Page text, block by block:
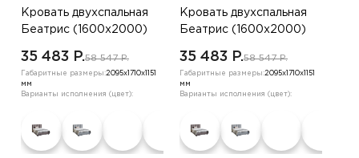
Кровать двухспальная
Беатрис (1600х2000)
коричневый
35 483 P.58 547 P.
Габаритные размеры:2095х1710х1151
мм
Варианты исполнения (цвет):
Кровать двухспальная
Беатрис (1600х2000)
35 483 P.58 547 P.
Габаритные размеры:2095х1710х1151
мм
Варианты исполнения (цвет):